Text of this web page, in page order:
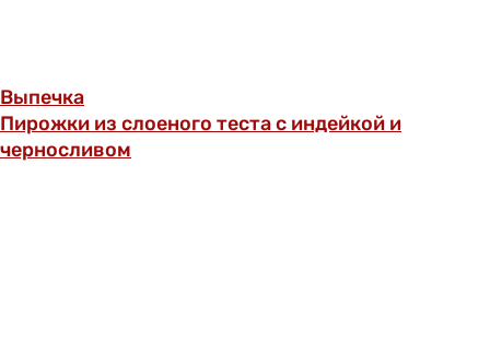
Выпечка
Пирожки из слоеного теста с индейкой и
черносливом